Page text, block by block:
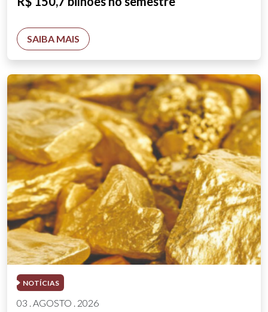
SAIBA MAIS
NOTÍCIAS
03 . AGOSTO . 2026